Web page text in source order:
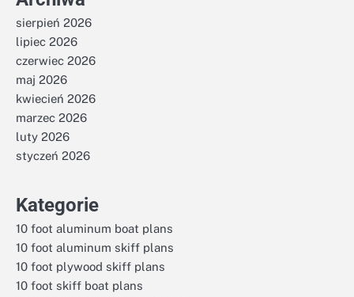
sierpień 2026
lipiec 2026
czerwiec 2026
maj 2026
kwiecień 2026
marzec 2026
luty 2026
styczeń 2026
Kategorie
10 foot aluminum boat plans
10 foot aluminum skiff plans
10 foot plywood skiff plans
10 foot skiff boat plans